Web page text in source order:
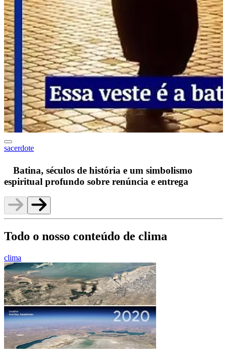
sacerdote
Batina, séculos de história e um simbolismo
espiritual profundo sobre renúncia e entrega
Todo o nosso conteúdo de clima
clima